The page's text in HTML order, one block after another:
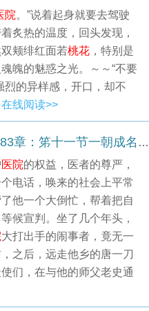
院。”说着起身就要去驾驶
炙热的温度，回头发现，
颊绯红面若桃花 ，特别是
魄的魅惑之光。～～“不要
的异样感，开口，却不
在线阅读>>
《卧底藏骄（已出版）》·第183章：笫十一节一朝成名之余音飘渺〔1〕
医院的权益，医者的尊严，
电话，唤来的社会上平常
他一个大倒忙，帮着把自
候宣判。坐了几个年头，
大打出手的闹事者，竟无一
之后，远走他乡的唐一刀
们，在与他的师父老史通